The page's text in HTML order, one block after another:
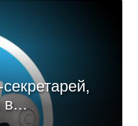
в...